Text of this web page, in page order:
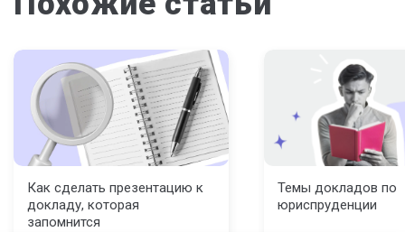
Как сделать презентацию к
докладу, которая
запомнится
Темы докладов по
юриспруденции